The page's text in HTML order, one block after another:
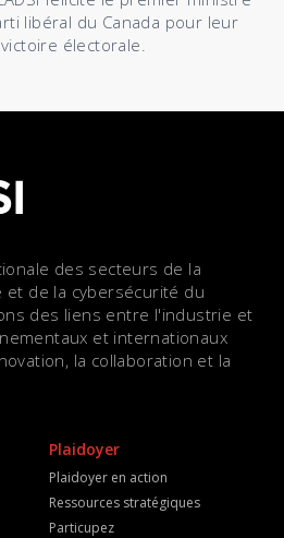
libéral du Canada pour leur
électorale.
des secteurs de la
de la cybersécurité du
des liens entre l'industrie et
et internationaux
la collaboration et la
Plaidoyer
Plaidoyer en action
Ressources stratégiques
Particupez